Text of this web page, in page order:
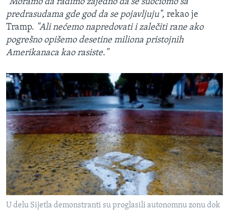
"Moramo da radimo zajedno da se suočiomo sa
predrasudama gde god da se pojavljuju", rekao je
Tramp. "Ali nećemo napredovati i zalečiti rane ako
pogrešno opišemo desetine miliona pristojnih
Amerikanaca kao rasiste."
U delu Sijetla demonstranti su proglasili autonomnu zonu dok